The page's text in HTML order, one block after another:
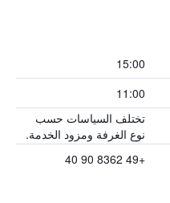
15:00
11:00
تختلف السياسات حسب
نوع الغرفة ومزود الخدمة.
+49 8362 90 40